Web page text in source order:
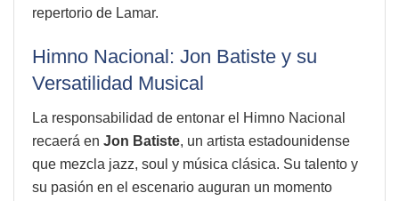
repertorio de Lamar.
Himno Nacional: Jon Batiste y su
Versatilidad Musical
La responsabilidad de entonar el Himno Nacional
recaerá en Jon Batiste, un artista estadounidense
que mezcla jazz, soul y música clásica. Su talento y
su pasión en el escenario auguran un momento